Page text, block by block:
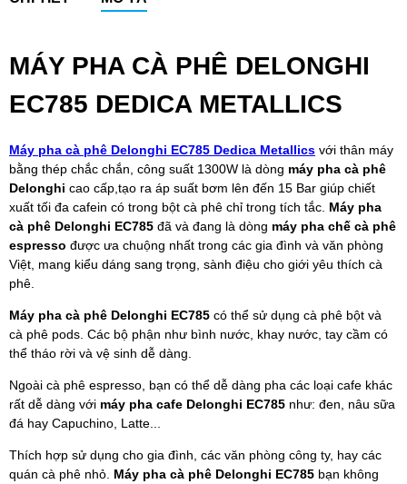
MÁY PHA CÀ PHÊ DELONGHI
EC785 DEDICA METALLICS
Máy pha cà phê Delonghi EC785 Dedica Metallics với thân máy
bằng thép chắc chắn, công suất 1300W là dòng máy pha cà phê
Delonghi cao cấp,tạo ra áp suất bơm lên đến 15 Bar giúp chiết
xuất tối đa cafein có trong bột cà phê chỉ trong tích tắc. Máy pha
cà phê Delonghi EC785 đã và đang là dòng máy pha chế cà phê
espresso được ưa chuộng nhất trong các gia đình và văn phòng
Việt, mang kiểu dáng sang trọng, sành điệu cho giới yêu thích cà
phê.
Máy pha cà phê Delonghi EC785 có thể sử dụng cà phê bột và
cà phê pods. Các bộ phận như bình nước, khay nước, tay cầm có
thể tháo rời và vệ sinh dễ dàng.
Ngoài cà phê espresso, bạn có thể dễ dàng pha các loại cafe khác
rất dễ dàng với máy pha cafe Delonghi EC785 như: đen, nâu sữa
đá hay Capuchino, Latte...
Thích hợp sử dụng cho gia đình, các văn phòng công ty, hay các
quán cà phê nhỏ. Máy pha cà phê Delonghi EC785 bạn không